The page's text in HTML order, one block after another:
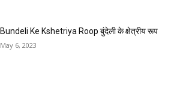
Bundeli Ke Kshetriya Roop बुंदेली के क्षेत्रीय रूप
May 6, 2023